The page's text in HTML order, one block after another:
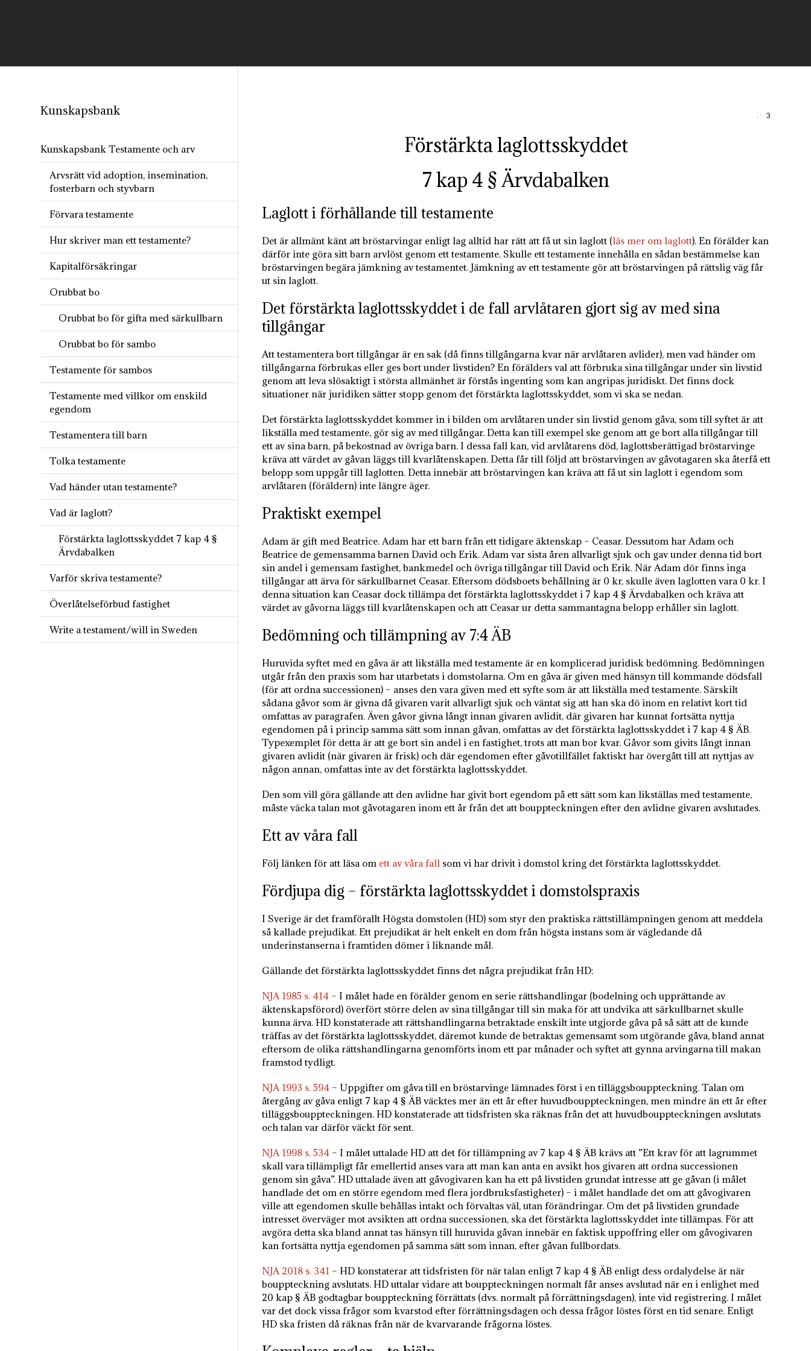
3
Förstärkta laglottsskyddet
7 kap 4 § Ärvdabalken
Laglott i förhållande till testamente
Det är allmänt känt att bröstarvingar enligt lag alltid har rätt att få ut sin laglott (läs mer om laglott). En förälder kan
därför inte göra sitt barn arvlöst genom ett testamente. Skulle ett testamente innehålla en sådan bestämmelse kan
bröstarvingen begära jämkning av testamentet. Jämkning av ett testamente gör att bröstarvingen på rättslig väg får
ut sin laglott.
Det förstärkta laglottsskyddet i de fall arvlåtaren gjort sig av med sina
tillgångar
Att testamentera bort tillgångar är en sak (då finns tillgångarna kvar när arvlåtaren avlider), men vad händer om
tillgångarna förbrukas eller ges bort under livstiden? En förälders val att förbruka sina tillgångar under sin livstid
genom att leva slösaktigt i största allmänhet är förstås ingenting som kan angripas juridiskt. Det finns dock
situationer när juridiken sätter stopp genom det förstärkta laglottsskyddet, som vi ska se nedan.
Det förstärkta laglottsskyddet kommer in i bilden om arvlåtaren under sin livstid genom gåva, som till syftet är att
likställa med testamente, gör sig av med tillgångar. Detta kan till exempel ske genom att ge bort alla tillgångar till
ett av sina barn, på bekostnad av övriga barn. I dessa fall kan, vid arvlåtarens död, laglottsberättigad bröstarvinge
kräva att värdet av gåvan läggs till kvarlåtenskapen. Detta får till följd att bröstarvingen av gåvotagaren ska återfå ett
belopp som uppgår till laglotten. Detta innebär att bröstarvingen kan kräva att få ut sin laglott i egendom som
arvlåtaren (föräldern) inte längre äger.
Praktiskt exempel
Adam är gift med Beatrice. Adam har ett barn från ett tidigare äktenskap – Ceasar. Dessutom har Adam och
Beatrice de gemensamma barnen David och Erik. Adam var sista åren allvarligt sjuk och gav under denna tid bort
sin andel i gemensam fastighet, bankmedel och övriga tillgångar till David och Erik. När Adam dör finns inga
tillgångar att ärva för särkullbarnet Ceasar. Eftersom dödsboets behållning är 0 kr, skulle även laglotten vara 0 kr. I
denna situation kan Ceasar dock tillämpa det förstärkta laglottsskyddet i 7 kap 4 § Ärvdabalken och kräva att
värdet av gåvorna läggs till kvarlåtenskapen och att Ceasar ur detta sammantagna belopp erhåller sin laglott.
Bedömning och tillämpning av 7:4 ÄB
Huruvida syftet med en gåva är att likställa med testamente är en komplicerad juridisk bedömning. Bedömningen
utgår från den praxis som har utarbetats i domstolarna. Om en gåva är given med hänsyn till kommande dödsfall
(för att ordna successionen) – anses den vara given med ett syfte som är att likställa med testamente. Särskilt
sådana gåvor som är givna då givaren varit allvarligt sjuk och väntat sig att han ska dö inom en relativt kort tid
omfattas av paragrafen. Även gåvor givna långt innan givaren avlidit, där givaren har kunnat fortsätta nyttja
egendomen på i princip samma sätt som innan gåvan, omfattas av det förstärkta laglottsskyddet i 7 kap 4 § ÄB.
Typexemplet för detta är att ge bort sin andel i en fastighet, trots att man bor kvar. Gåvor som givits långt innan
givaren avlidit (när givaren är frisk) och där egendomen efter gåvotillfället faktiskt har övergått till att nyttjas av
någon annan, omfattas inte av det förstärkta laglottsskyddet.
Den som vill göra gällande att den avlidne har givit bort egendom på ett sätt som kan likställas med testamente,
måste väcka talan mot gåvotagaren inom ett år från det att bouppteckningen efter den avlidne givaren avslutades.
Ett av våra fall
Följ länken för att läsa om ett av våra fallsom vi har drivit i domstol kring det förstärkta laglottsskyddet.
Fördjupa dig – förstärkta laglottsskyddet i domstolspraxis
I Sverige är det framförallt Högsta domstolen (HD) som styr den praktiska rättstillämpningen genom att meddela
så kallade prejudikat. Ett prejudikat är helt enkelt en dom från högsta instans som är vägledande då
underinstanserna i framtiden dömer i liknande mål.
Gällande det förstärkta laglottsskyddet finns det några prejudikat från HD:
NJA 1985 s. 414– I målet hade en förälder genom en serie rättshandlingar (bodelning och upprättande av
äktenskapsförord) överfört större delen av sina tillgångar till sin maka för att undvika att särkullbarnet skulle
kunna ärva. HD konstaterade att rättshandlingarna betraktade enskilt inte utgjorde gåva på så sätt att de kunde
träffas av det förstärkta laglottsskyddet, däremot kunde de betraktas gemensamt som utgörande gåva, bland annat
eftersom de olika rättshandlingarna genomförts inom ett par månader och syftet att gynna arvingarna till makan
framstod tydligt.
NJA 1993 s. 594– Uppgifter om gåva till en bröstarvinge lämnades först i en tilläggsbouppteckning. Talan om
återgång av gåva enligt 7 kap 4 § ÄB väcktes mer än ett år efter huvudbouppteckningen, men mindre än ett år efter
tilläggsbouppteckningen. HD konstaterade att tidsfristen ska räknas från det att huvudbouppteckningen avslutats
och talan var därför väckt för sent.
NJA 1998 s. 534– I målet uttalade HD att det för tillämpning av 7 kap 4 § ÄB krävs att ”Ett krav för att lagrummet
skall vara tillämpligt får emellertid anses vara att man kan anta en avsikt hos givaren att ordna successionen
genom sin gåva”. HD uttalade även att gåvogivaren kan ha ett på livstiden grundat intresse att ge gåvan (i målet
handlade det om en större egendom med flera jordbruksfastigheter) – i målet handlade det om att gåvogivaren
ville att egendomen skulle behållas intakt och förvaltas väl, utan förändringar. Om det på livstiden grundade
intresset överväger mot avsikten att ordna successionen, ska det förstärkta laglottsskyddet inte tillämpas. För att
avgöra detta ska bland annat tas hänsyn till huruvida gåvan innebär en faktisk uppoffring eller om gåvogivaren
kan fortsätta nyttja egendomen på samma sätt som innan, efter gåvan fullbordats.
NJA 2018 s. 341– HD konstaterar att tidsfristen för när talan enligt 7 kap 4 § ÄB enligt dess ordalydelse är när
bouppteckning avslutats. HD uttalar vidare att bouppteckningen normalt får anses avslutad när en i enlighet med
20 kap § ÄB godtagbar bouppteckning förrättats (dvs. normalt på förrättningsdagen), inte vid registrering. I målet
var det dock vissa frågor som kvarstod efter förrättningsdagen och dessa frågor löstes först en tid senare. Enligt
HD ska fristen då räknas från när de kvarvarande frågorna löstes.
Kunskapsbank
Kunskapsbank Testamente och arv
Arvsrätt vid adoption, insemination,
fosterbarn och styvbarn
Förvara testamente
Hur skriver man ett testamente?
Kapitalförsäkringar
Orubbat bo
Orubbat bo för gifta med särkullbarn
Orubbat bo för sambo
Testamente för sambos
Testamente med villkor om enskild
egendom
Testamentera till barn
Tolka testamente
Vad händer utan testamente?
Vad är laglott?
Förstärkta laglottsskyddet 7 kap 4 §
Ärvdabalken
Varför skriva testamente?
Överlåtelseförbud fastighet
Write a testament/will in Sweden